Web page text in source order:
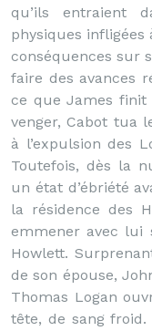
qu’ils entraient
physiques infligées
conséquences sur
faire des avances
ce que James finit
venger, Cabot tua
à l’expulsion des
Toutefois, dès la
un état d’ébriété
la résidence des
emmener avec lui
Howlett.
de son épouse,
Thomas Logan
tête, de sang